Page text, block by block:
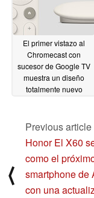
El primer vistazo al
Chromecast con
sucesor de Google TV
muestra un diseño
totalmente nuevo
⟨
Previous article
Honor El X60
como el
smartphone de
con una